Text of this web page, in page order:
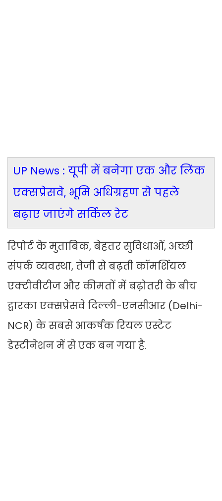
UP News : यूपी में बनेगा एक और लिंक
एक्सप्रेसवे, भूमि अधिग्रहण से पहले
बढ़ाए जाएंगे सर्किल रेट
रिपोर्ट के मुताबिक, बेहतर सुविधाओं, अच्छी
संपर्क व्यवस्था, तेजी से बढ़ती कॉमर्शियल
एक्टीवीटीज और कीमतों में बढ़ोतरी के बीच
द्वारका एक्सप्रेसवे दिल्ली-एनसीआर (Delhi-
NCR) के सबसे आकर्षक रियल एस्टेट
डेस्टीनेशन में से एक बन गया है.